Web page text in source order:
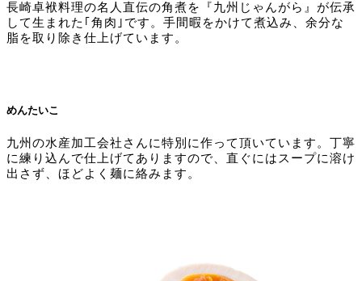
長崎卓袱料理の名人直伝の角煮を『九州じゃんがら』が伝承
して生まれた｢角肉｣です。手間暇をかけて煮込み、余分な
脂を取り除き仕上げています。
めんたいこ
九州の水産加工会社さんに特別に作って頂いています。丁寧
に練り込んで仕上げてありますので、直ぐにはスープに溶け
出さず、ほどよく麺に絡みます。